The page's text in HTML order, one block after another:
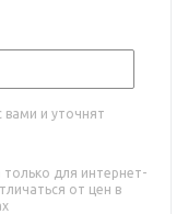
и уточнят
только для интернет-
от цен в